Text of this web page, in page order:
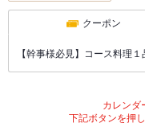
クーポン
【幹事様必見】コース料理１
カレンダ
下記ボタンを押